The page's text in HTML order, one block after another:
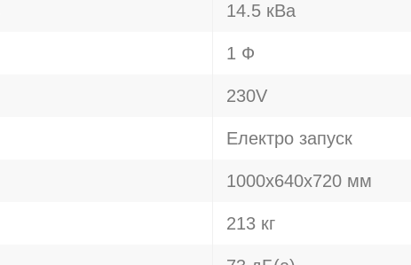
14.5 кВа
1 Ф
230V
Електро запуск
1000х640х720 мм
213 кг